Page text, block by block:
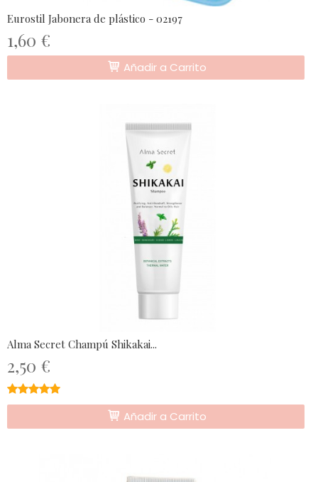
Eurostil Jabonera de plástico - 02197
1,60 €
Añadir a Carrito
Alma Secret Champú Shikakai...
2,50 €
★★★★★
★★★★★
Añadir a Carrito